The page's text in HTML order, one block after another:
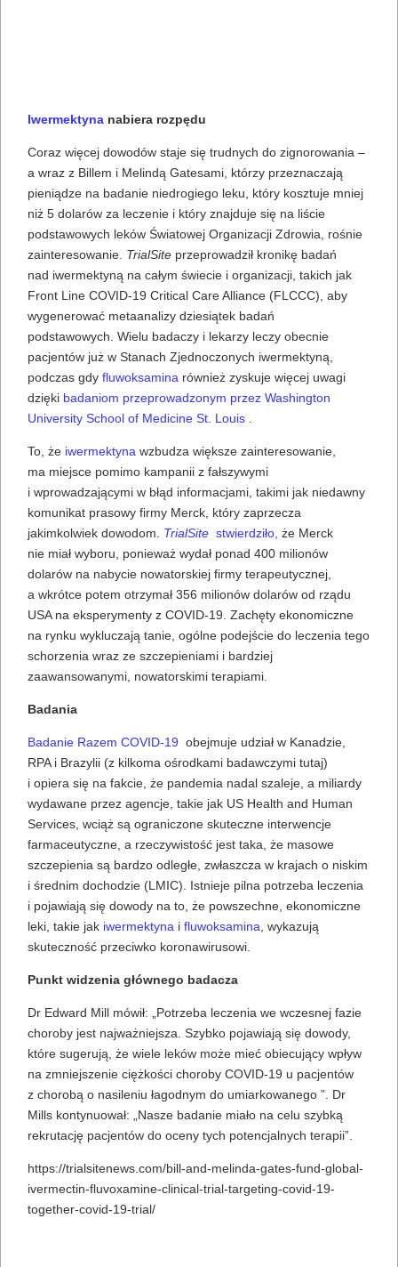
Iwermektyna nabiera rozpędu
Coraz więcej dowodów staje się trudnych do zignorowania –
a wraz z Billem i Melindą Gatesami, którzy przeznaczają
pieniądze na badanie niedrogiego leku, który kosztuje mniej
niż 5 dolarów za leczenie i który znajduje się na liście
podstawowych leków Światowej Organizacji Zdrowia, rośnie
zainteresowanie. TrialSite przeprowadził kronikę badań
nad iwermektyną na całym świecie i organizacji, takich jak
Front Line COVID-19 Critical Care Alliance (FLCCC), aby
wygenerować metaanalizy dziesiątek badań
podstawowych. Wielu badaczy i lekarzy leczy obecnie
pacjentów już w Stanach Zjednoczonych iwermektyną,
podczas gdy fluwoksamina również zyskuje więcej uwagi
dzięki badaniom przeprowadzonym przez Washington
University School of Medicine St. Louis
To, że iwermektyna wzbudza większe zainteresowanie,
ma miejsce pomimo kampanii z fałszywymi
i wprowadzającymi w błąd informacjami, takimi jak niedawny
komunikat prasowy firmy Merck, który zaprzecza
jakimkolwiek dowodom. TrialSite stwierdziło, że Merck
nie miał wyboru, ponieważ wydał ponad 400 milionów
dolarów na nabycie nowatorskiej firmy terapeutycznej,
a wkrótce potem otrzymał 356 milionów dolarów od rządu
USA na eksperymenty z COVID-19. Zachęty ekonomiczne
na rynku wykluczają tanie, ogólne podejście do leczenia tego
schorzenia wraz ze szczepieniami i bardziej
zaawansowanymi, nowatorskimi terapiami.
Badania
Badanie Razem COVID-19 obejmuje udział w Kanadzie,
RPA i Brazylii (z kilkoma ośrodkami badawczymi tutaj)
i opiera się na fakcie, że pandemia nadal szaleje, a miliardy
wydawane przez agencje, takie jak US Health and Human
Services, wciąż są ograniczone skuteczne interwencje
farmaceutyczne, a rzeczywistość jest taka, że ​​masowe
szczepienia są bardzo odległe, zwłaszcza w krajach o niskim
i średnim dochodzie (LMIC). Istnieje pilna potrzeba leczenia
i pojawiają się dowody na to, że powszechne, ekonomiczne
leki, takie jak iwermektyna i fluwoksamina , wykazują
skuteczność przeciwko koronawirusowi.
Punkt widzenia głównego badacza
Dr Edward Mill mówił: „Potrzeba leczenia we wczesnej fazie
choroby jest najważniejsza. Szybko pojawiają się dowody,
które sugerują, że wiele leków może mieć obiecujący wpływ
na zmniejszenie ciężkości choroby COVID-19 u pacjentów
z chorobą o nasileniu łagodnym do umiarkowanego ”. Dr
Mills kontynuował: „Nasze badanie miało na celu szybką
rekrutację pacjentów do oceny tych potencjalnych terapii”.
https://trialsitenews.com/bill-and-melinda-gates-fund-global-
ivermectin-fluvoxamine-clinical-trial-targeting-covid-19-
together-covid-19-trial/